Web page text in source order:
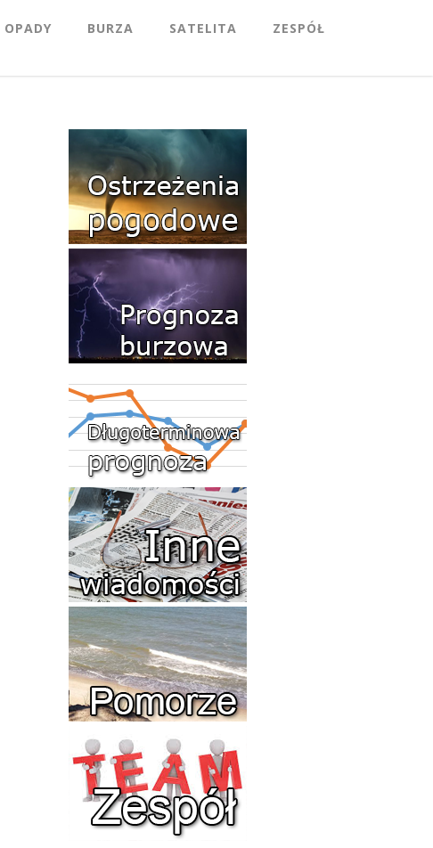
OPADY BURZA SATELITA ZESPÓŁ